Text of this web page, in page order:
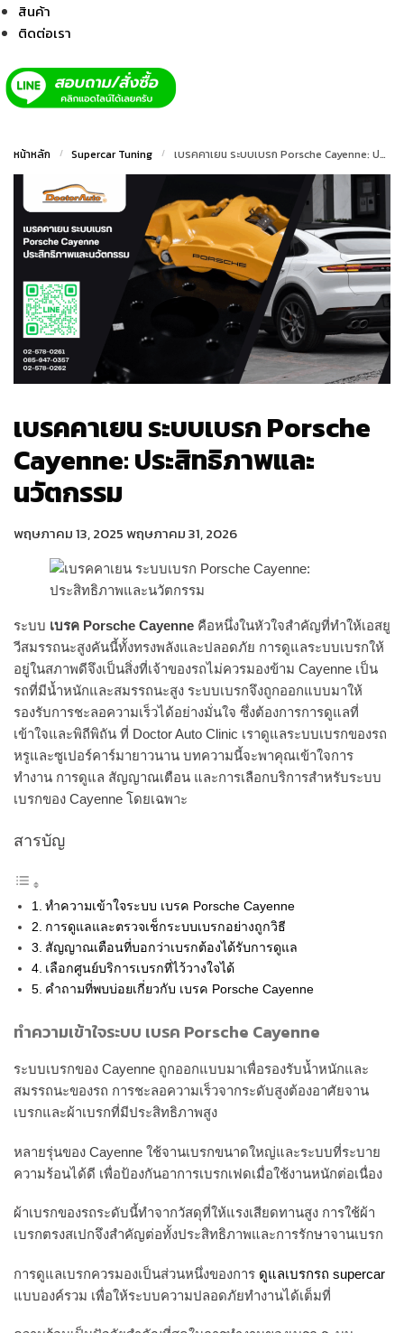
สินค้า
ติดต่อเรา
หน้าหลัก / Supercar Tuning / เบรคคาเยน ระบบเบรก Porsche Cayenne: ประสิทธิภาพและนวัตกรรม
เบรคคาเยน ระบบเบรก Porsche
Cayenne: ประสิทธิภาพและ
นวัตกรรม
พฤษภาคม 13, 2025พฤษภาคม 31, 2026
ระบบ เบรค Porsche Cayenne คือหนึ่งในหัวใจสำคัญที่ทำให้เอสยู
วีสมรรถนะสูงคันนี้ทั้งทรงพลังและปลอดภัย การดูแลระบบเบรกให้
อยู่ในสภาพดีจึงเป็นสิ่งที่เจ้าของรถไม่ควรมองข้าม Cayenne เป็น
รถที่มีน้ำหนักและสมรรถนะสูง ระบบเบรกจึงถูกออกแบบมาให้
รองรับการชะลอความเร็วได้อย่างมั่นใจ ซึ่งต้องการการดูแลที่
เข้าใจและพิถีพิถัน ที่ Doctor Auto Clinic เราดูแลระบบเบรกของรถ
หรูและซูเปอร์คาร์มายาวนาน บทความนี้จะพาคุณเข้าใจการ
ทำงาน การดูแล สัญญาณเตือน และการเลือกบริการสำหรับระบบ
เบรกของ Cayenne โดยเฉพาะ
สารบัญ
ทำความเข้าใจระบบ เบรค Porsche Cayenne
การดูแลและตรวจเช็กระบบเบรกอย่างถูกวิธี
สัญญาณเตือนที่บอกว่าเบรกต้องได้รับการดูแล
เลือกศูนย์บริการเบรกที่ไว้วางใจได้
คำถามที่พบบ่อยเกี่ยวกับ เบรค Porsche Cayenne
ทำความเข้าใจระบบ เบรค Porsche Cayenne
ระบบเบรกของ Cayenne ถูกออกแบบมาเพื่อรองรับน้ำหนักและ
สมรรถนะของรถ การชะลอความเร็วจากระดับสูงต้องอาศัยจาน
เบรกและผ้าเบรกที่มีประสิทธิภาพสูง
หลายรุ่นของ Cayenne ใช้จานเบรกขนาดใหญ่และระบบที่ระบาย
ความร้อนได้ดี เพื่อป้องกันอาการเบรกเฟดเมื่อใช้งานหนักต่อเนื่อง
ผ้าเบรกของรถระดับนี้ทำจากวัสดุที่ให้แรงเสียดทานสูง การใช้ผ้า
เบรกตรงสเปกจึงสำคัญต่อทั้งประสิทธิภาพและการรักษาจานเบรก
การดูแลเบรกควรมองเป็นส่วนหนึ่งของการ ดูแลเบรกรถ supercar
แบบองค์รวม เพื่อให้ระบบความปลอดภัยทำงานได้เต็มที่